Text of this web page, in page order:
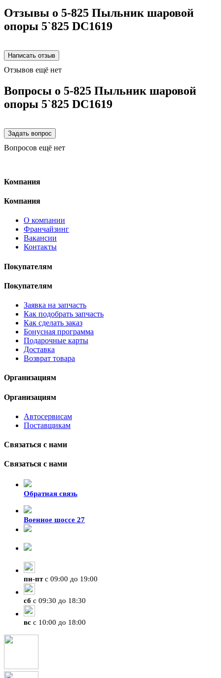
Отзывы о 5-825 Пыльник шаровой
опоры 5`825 DC1619
Отзывов ещё нет
Вопросы о 5-825 Пыльник шаровой
опоры 5`825 DC1619
Вопросов ещё нет
Компания
Компания
О компании
Франчайзинг
Вакансии
Контакты
Покупателям
Покупателям
Заявка на запчасть
Как подобрать запчасть
Как сделать заказ
Бонусная программа
Подарочные карты
Доставка
Возврат товара
Организациям
Организациям
Автосервисам
Поставщикам
Связаться с нами
Связаться с нами
Обратная связь
Военное шоссе 27
пн-птс 09:00 до 19:00
сб с 09:30 до 18:30
вс с 10:00 до 18:00